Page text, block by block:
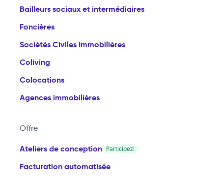
Bailleurs sociaux et intermédiaires
Foncières
Sociétés Civiles Immobilières
Coliving
Colocations
Agences immobilières
Offre
Ateliers de conception Participez!
Facturation automatisée